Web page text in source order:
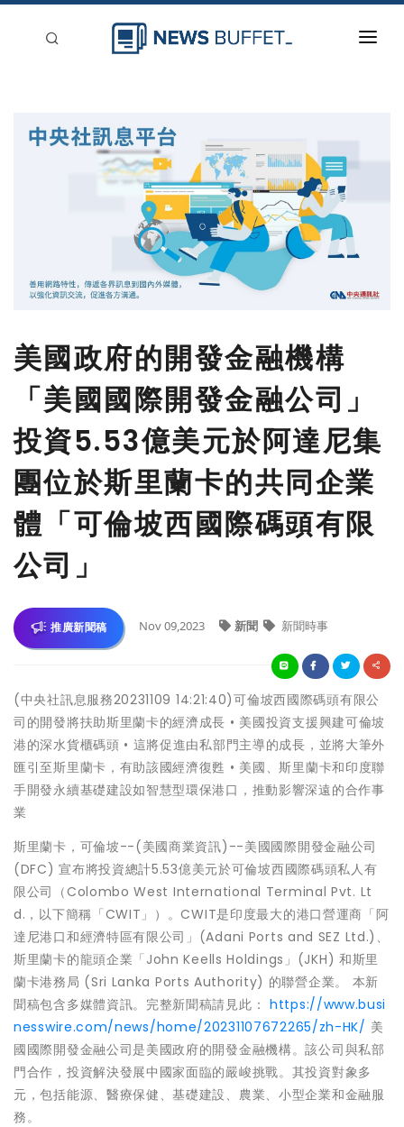
美國政府的開發金融機構
「美國國際開發金融公司」
投資5.53億美元於阿達尼集
團位於斯里蘭卡的共同企業
體「可倫坡西國際碼頭有限
公司」
推廣新聞稿 Nov 09,2023 新聞 新聞時事
(中央社訊息服務20231109 14:21:40)可倫坡西國際碼頭有限公
司的開發將扶助斯里蘭卡的經濟成長 • 美國投資支援興建可倫坡
港的深水貨櫃碼頭 • 這將促進由私部門主導的成長，並將大筆外
匯引至斯里蘭卡，有助該國經濟復甦 • 美國、斯里蘭卡和印度聯
手開發永續基礎建設如智慧型環保港口，推動影響深遠的合作事
業
斯里蘭卡，可倫坡--(美國商業資訊)--美國國際開發金融公司
(DFC) 宣布將投資總計5.53億美元於可倫坡西國際碼頭私人有
限公司（Colombo West International Terminal Pvt. Lt
d.，以下簡稱「CWIT」）。CWIT是印度最大的港口營運商「阿
達尼港口和經濟特區有限公司」(Adani Ports and SEZ Ltd.)、
斯里蘭卡的龍頭企業「John Keells Holdings」(JKH) 和斯里
蘭卡港務局 (Sri Lanka Ports Authority) 的聯營企業。 本新
聞稿包含多媒體資訊。完整新聞稿請見此： https://www.busi
nesswire.com/news/home/20231107672265/zh-HK/ 美
國國際開發金融公司是美國政府的開發金融機構。該公司與私部
門合作，投資解決發展中國家面臨的嚴峻挑戰。其投資對象多
元，包括能源、醫療保健、基礎建設、農業、小型企業和金融服
務。